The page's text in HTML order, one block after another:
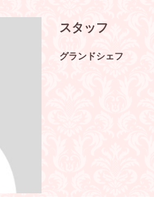
スタッフ
グランドシェフ